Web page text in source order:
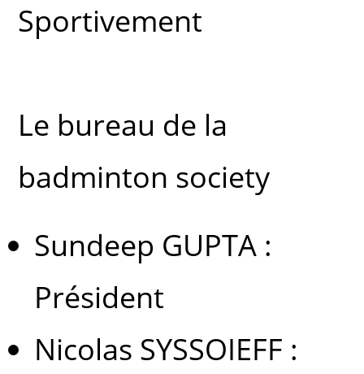
Sportivement
Le bureau de la
badminton society
Sundeep GUPTA :
Président
Nicolas SYSSOIEFF :